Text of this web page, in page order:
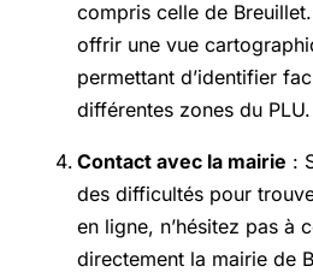
compris celle de
offrir une vue
permettant d’identifier
différentes zones du PLU.
Contact avec la mairie :
des difficultés pour
en ligne, n’hésitez pas à
directement la mairie de